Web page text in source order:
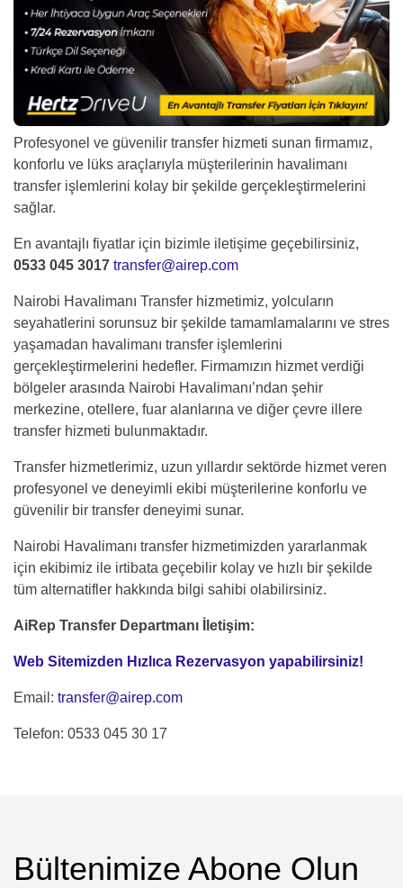
Profesyonel ve güvenilir transfer hizmeti sunan firmamız,
konforlu ve lüks araçlarıyla müşterilerinin havalimanı
transfer işlemlerini kolay bir şekilde gerçekleştirmelerini
sağlar.
En avantajlı fiyatlar için bizimle iletişime geçebilirsiniz,
0533 045 3017 transfer@airep.com
Nairobi Havalimanı Transfer hizmetimiz, yolcuların
seyahatlerini sorunsuz bir şekilde tamamlamalarını ve stres
yaşamadan havalimanı transfer işlemlerini
gerçekleştirmelerini hedefler. Firmamızın hizmet verdiği
bölgeler arasında Nairobi Havalimanı’ndan şehir
merkezine, otellere, fuar alanlarına ve diğer çevre illere
transfer hizmeti bulunmaktadır.
Transfer hizmetlerimiz, uzun yıllardır sektörde hizmet veren
profesyonel ve deneyimli ekibi müşterilerine konforlu ve
güvenilir bir transfer deneyimi sunar.
Nairobi Havalimanı transfer hizmetimizden yararlanmak
için ekibimiz ile irtibata geçebilir kolay ve hızlı bir şekilde
tüm alternatifler hakkında bilgi sahibi olabilirsiniz.
AiRep Transfer Departmanı İletişim:
Web Sitemizden Hızlıca Rezervasyon yapabilirsiniz!
Email: transfer@airep.com
Telefon: 0533 045 30 17
Bültenimize Abone Olun